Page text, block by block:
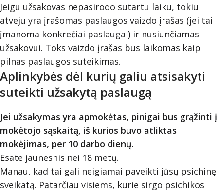
Jeigu užsakovas nepasirodo sutartu laiku, tokiu
atveju yra įrašomas paslaugos vaizdo įrašas (jei tai
įmanoma konkrečiai paslaugai) ir nusiunčiamas
užsakovui. Toks vaizdo įrašas bus laikomas kaip
pilnas paslaugos suteikimas.
Aplinkybės dėl kurių galiu atsisakyti
suteikti užsakytą paslaugą
Jei užsakymas yra apmokėtas, pinigai bus grąžinti į
mokėtojo sąskaitą, iš kurios buvo atliktas
mokėjimas, per 10 darbo dienų.
Esate jaunesnis nei 18 metų.
Manau, kad tai gali neigiamai paveikti jūsų psichinę
sveikatą. Patarčiau visiems, kurie sirgo psichikos